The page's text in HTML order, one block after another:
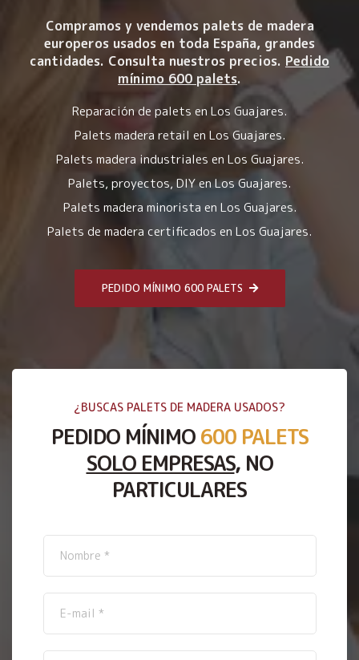
Compramos y vendemos palets de madera
europeros usados en toda España, grandes
cantidades. Consulta nuestros precios. Pedido
mínimo 600 palets.
Reparación de palets en Los Guajares.
Palets madera retail en Los Guajares.
Palets madera industriales en Los Guajares.
Palets, proyectos, DIY en Los Guajares.
Palets madera minorista en Los Guajares.
Palets de madera certificados en Los Guajares.
PEDIDO MÍNIMO 600 PALETS
¿BUSCAS PALETS DE MADERA USADOS?
PEDIDO MÍNIMO 600 PALETS
SOLO EMPRESAS, NO
PARTICULARES